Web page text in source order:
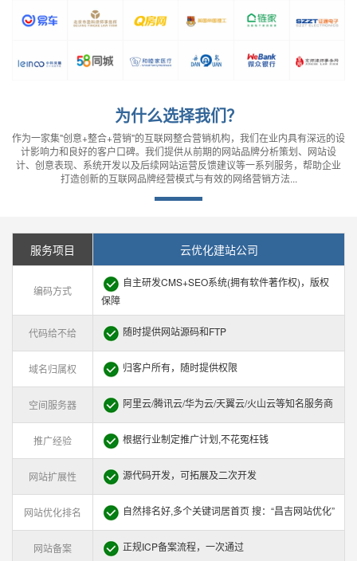
为什么选择我们？
作为一家集"创意+整合+营销"的互联网整合营销机构，我们在业内具有深远的设
计影响力和良好的客户口碑。我们提供从前期的网站品牌分析策划、网站设
计、创意表现、系统开发以及后续网站运营反馈建议等一系列服务，帮助企业
打造创新的互联网品牌经营模式与有效的网络营销方法...
服务项目 云优化建站公司
编码方式
自主研发CMS+SEO系统(拥有软件著作权)，版权
保障
代码给不给 随时提供网站源码和FTP
域名归属权 归客户所有，随时提供权限
空间服务器 阿里云/腾讯云/华为云/天翼云/火山云等知名服务商
推广经验 根据行业制定推广计划,不花冤枉钱
网站扩展性 源代码开发，可拓展及二次开发
网站优化排名 自然排名好,多个关键词居首页 搜：“昌吉网站优化”
网站备案 正规ICP备案流程，一次通过